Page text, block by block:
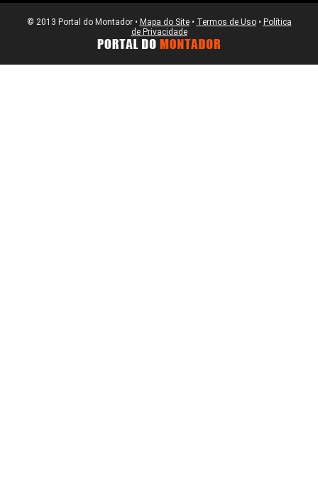
© 2013 Portal do Montador • Mapa do Site• Termos de Uso• Política
de Privacidade